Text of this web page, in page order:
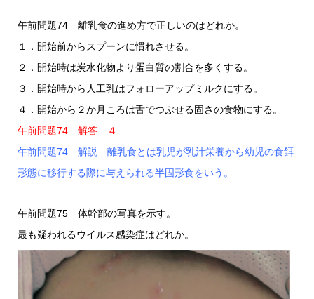
午前問題74 離乳食の進め方で正しいのはどれか。
１．開始前からスプーンに慣れさせる。
２．開始時は炭水化物より蛋白質の割合を多くする。
３．開始時から人工乳はフォローアップミルクにする。
４．開始から２か月ころは舌でつぶせる固さの食物にする。
午前問題74 解答 ４
午前問題74 解説 離乳食とは乳児が乳汁栄養から幼児の食餌
形態に移行する際に与えられる半固形食をいう。
午前問題75 体幹部の写真を示す。
最も疑われるウイルス感染症はどれか。